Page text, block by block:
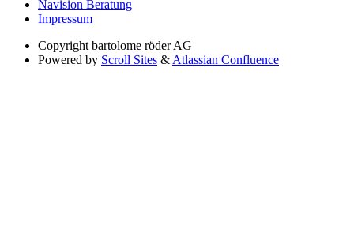
Navision Beratung
Impressum
Copyright bartolome röder AG
Powered by Scroll Sites & Atlassian Confluence